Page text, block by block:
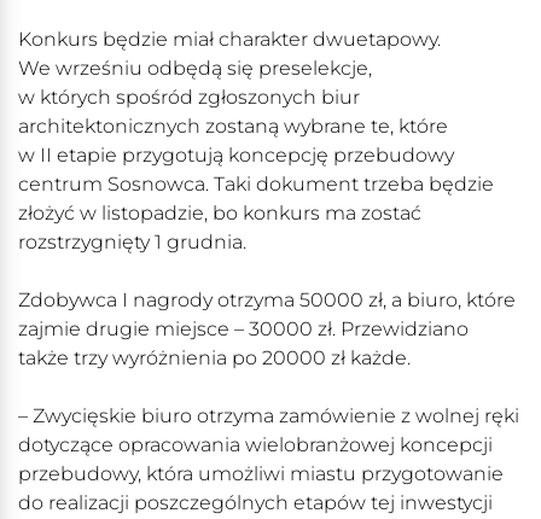
Konkurs będzie miał charakter dwuetapowy.
We wrześniu odbędą się preselekcje,
w których spośród zgłoszonych biur
architektonicznych zostaną wybrane te, które
w II etapie przygotują koncepcję przebudowy
centrum Sosnowca. Taki dokument trzeba będzie
złożyć w listopadzie, bo konkurs ma zostać
rozstrzygnięty 1 grudnia.
Zdobywca I nagrody otrzyma 50000 zł, a biuro, które
zajmie drugie miejsce – 30000 zł. Przewidziano
także trzy wyróżnienia po 20000 zł każde.
– Zwycięskie biuro otrzyma zamówienie z wolnej ręki
dotyczące opracowania wielobranżowej koncepcji
przebudowy, która umożliwi miastu przygotowanie
do realizacji poszczególnych etapów tej inwestycji